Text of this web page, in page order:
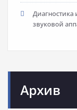
Диагностика
звуковой
Архив